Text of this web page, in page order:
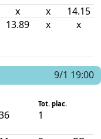
x x
14.15
13.89 x x
9/1 19:00
Tot. plac.
1